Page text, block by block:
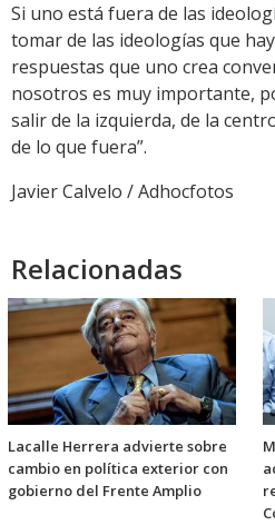
Si uno está fuera de las
tomar de las ideologías que
respuestas que uno crea
nosotros es muy importante,
salir de la izquierda, de la
de lo que fuera”.
Javier Calvelo / Adhocfotos
Relacionadas
Lacalle Herrera advierte sobre
cambio en política exterior con
gobierno del Frente Amplio